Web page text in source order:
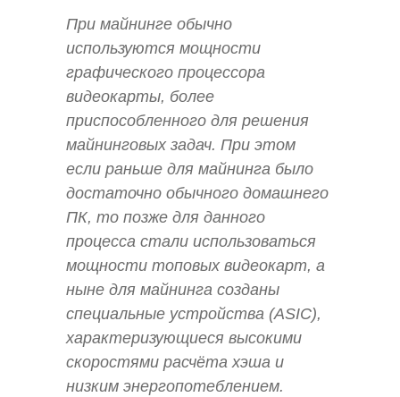
При майнинге обычно
используются мощности
графического процессора
видеокарты, более
приспособленного для решения
майнинговых задач. При этом
если раньше для майнинга было
достаточно обычного домашнего
ПК, то позже для данного
процесса стали использоваться
мощности топовых видеокарт, а
ныне для майнинга созданы
специальные устройства (ASIC),
характеризующиеся высокими
скоростями расчёта хэша и
низким энергопотеблением.